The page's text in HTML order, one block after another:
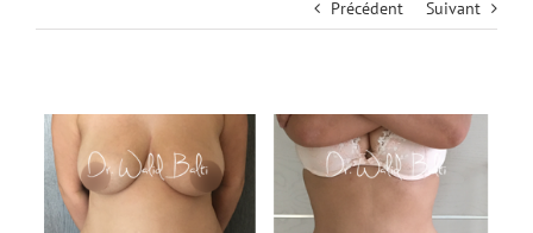
Précédent Suivant
View
Larger
Image